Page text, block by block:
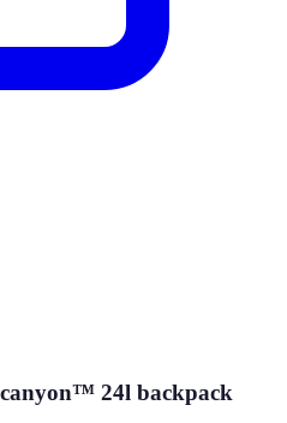
24l backpack